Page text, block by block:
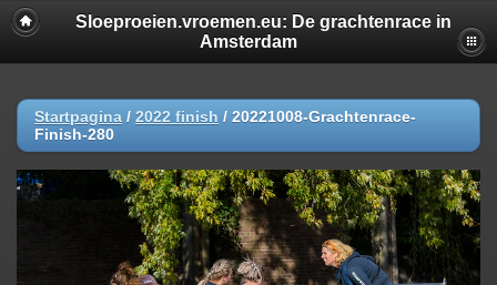
Sloeproeien.vroemen.eu: De grachtenrace in
Amsterdam
Startpagina / 2022 finish / 20221008-Grachtenrace-
Finish-280